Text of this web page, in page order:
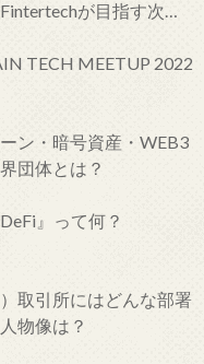
が目指す次世
TECH MEETUP 2022
ン・暗号資産・WEB3
団体とは？
』って何？
取引所にはどんな部署
物像は？